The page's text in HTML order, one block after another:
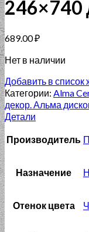
246×740
689.00₽
Нет в наличии
Добавить в список
Категории: Alma
декор. Альма
Детали
Производитель
Назначение
Отенок цвета